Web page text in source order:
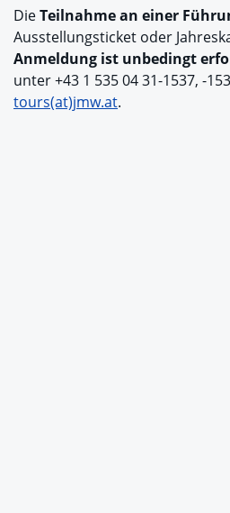
DieTeilnahme an einer
Ausstellungsticket oder
Anmeldung ist unbedingt
unter +43 1 535 04 31-1537, -
tours(at)jmw.at.